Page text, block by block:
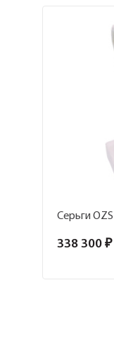
Серьги
338 300 ₽